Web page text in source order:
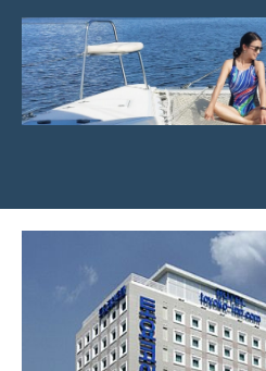
Skip
content
菲
JEFFIA
FANG